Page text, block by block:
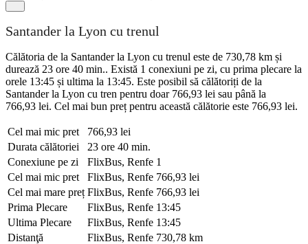
Santander la Lyon cu trenul
Călătoria de la Santander la Lyon cu trenul este de 730,78 km și
durează 23 ore 40 min.. Există 1 conexiuni pe zi, cu prima plecare la
orele 13:45 și ultima la 13:45. Este posibil să călătoriți de la
Santander la Lyon cu tren pentru doar 766,93 lei sau până la
766,93 lei. Cel mai bun preț pentru această călătorie este 766,93 lei.
Cel mai mic pret
766,93 lei
Durata călătoriei
23 ore 40 min.
Conexiune pe zi
FlixBus, Renfe 1
Cel mai mic pret
FlixBus, Renfe 766,93 lei
Cel mai mare preț FlixBus, Renfe 766,93 lei
Prima Plecare
FlixBus, Renfe 13:45
Ultima Plecare
FlixBus, Renfe 13:45
Distanţă
FlixBus, Renfe 730,78 km